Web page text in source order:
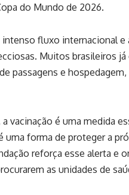
do Mundo de 2026.
fluxo internacional e
Muitos brasileiros já
passagens e
vacinação é uma medida
uma forma de proteger a
reforça esse alerta e
as unidades de